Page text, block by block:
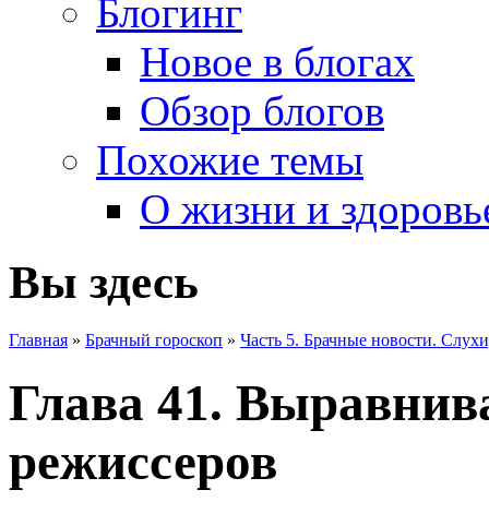
Блогинг
Новое в блогах
Обзор блогов
Похожие темы
О жизни и
Вы здесь
Главная » Брачный гороскоп » Часть 5. Брачные новости.
Глава 41.
режиссеров